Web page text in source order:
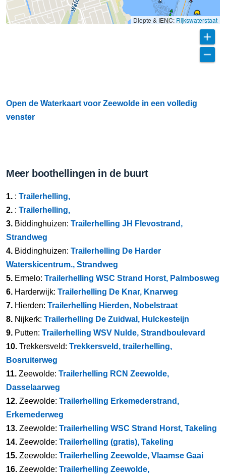
Diepte & IENC: Rijkswaterstaat
Open de Waterkaart voor Zeewolde in een volledig
venster
Meer boothellingen in de buurt
1. : Trailerhelling,
2. : Trailerhelling,
3. Biddinghuizen: Trailerhelling JH Flevostrand,
Strandweg
4. Biddinghuizen: Trailerhelling De Harder
Waterskicentrum., Strandweg
5. Ermelo: Trailerhelling WSC Strand Horst, Palmbosweg
6. Harderwijk: Trailerhelling De Knar, Knarweg
7. Hierden: Trailerhelling Hierden, Nobelstraat
8. Nijkerk: Trailerhelling De Zuidwal, Hulckesteijn
9. Putten: Trailerhelling WSV Nulde, Strandboulevard
10. Trekkersveld: Trekkersveld, trailerhelling,
Bosruiterweg
11. Zeewolde: Trailerhelling RCN Zeewolde,
Dasselaarweg
12. Zeewolde: Trailerhelling Erkemederstrand,
Erkemederweg
13. Zeewolde: Trailerhelling WSC Strand Horst, Takeling
14. Zeewolde: Trailerhelling (gratis), Takeling
15. Zeewolde: Trailerhelling Zeewolde, Vlaamse Gaai
16. Zeewolde: Trailerhelling Zeewolde,